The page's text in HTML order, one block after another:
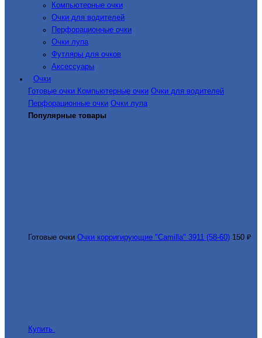
Компьютерные очки
Очки для водителей
Перфорационные очки
Очки лупа
Футляры для очков
Аксессуары
Очки
Готовые очки Компьютерные очки Очки для водителей
Перфорационные очки Очки лупа
Популярные товары
Готовые очки Очки корригирующие "Camilla" 3911 (58-60) 150 ₽
Купить